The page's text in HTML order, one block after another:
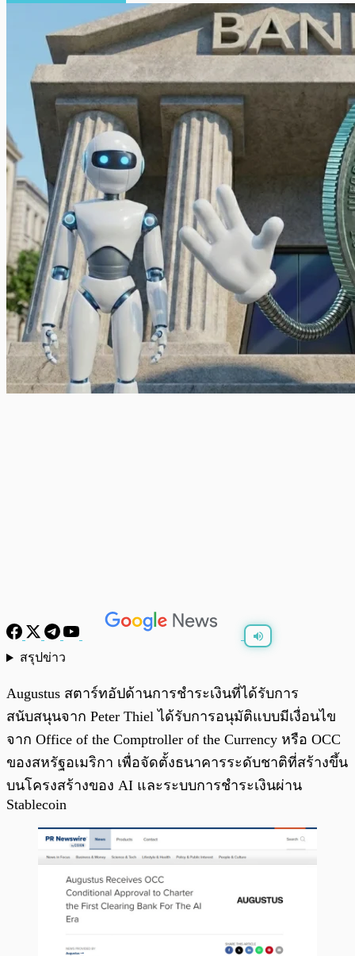
สรุปข่าว
Augustus สตาร์ทอัปด้านการชำระเงินที่ได้รับการ
สนับสนุนจาก Peter Thiel ได้รับการอนุมัติแบบมีเงื่อนไข
จาก Office of the Comptroller of the Currency หรือ OCC
ของสหรัฐอเมริกา เพื่อจัดตั้งธนาคารระดับชาติที่สร้างขึ้น
บนโครงสร้างของ AI และระบบการชำระเงินผ่าน
Stablecoin